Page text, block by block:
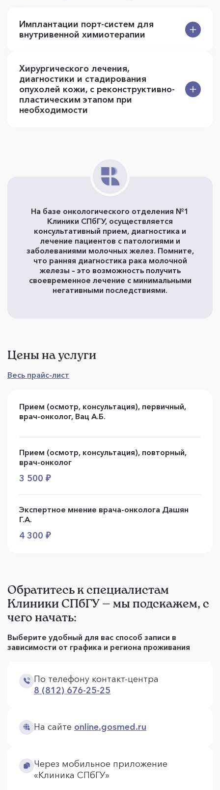
Имплантации порт-систем для
внутривенной химиотерапии
Хирургического лечения,
диагностики и стадирования
опухолей кожи, с реконструктивно-
пластическим этапом при
необходимости
На базе онкологического отделения №1
Клиники СПбГУ, осуществляется
консультативный прием, диагностика и
лечение пациентов с патологиями и
заболеваниями молочных желез. Помните,
что ранняя диагностика рака молочной
железы – это возможность получить
своевременное лечение с минимальными
негативными последствиями.
Цены на услуги
Весь прайс-лист
Прием (осмотр, консультация), первичный,
врач-онколог, Вац А.Б.
Прием (осмотр, консультация), повторный,
врач-онколог
3 500 ₽
Экспертное мнение врача-онколога Дашян
Г.А.
4 300 ₽
Обратитесь к специалистам
Клиники СПбГУ — мы подскажем, с
чего начать:
Выберите удобный для вас способ записи в
зависимости от графика и региона проживания
По телефону контакт-центра
8 (812) 676-25-25
На сайте online.gosmed.ru
Через мобильное приложение
«Клиника СПбГУ»